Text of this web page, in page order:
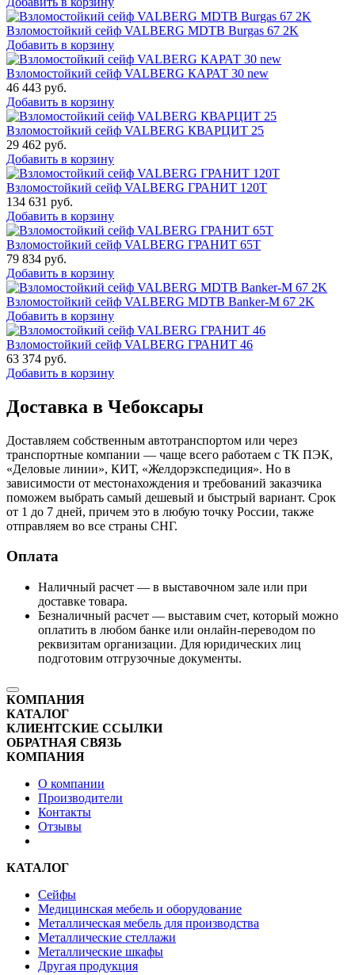
Взломостойкий сейф VALBERG MDTB Burgas 67 2K
Добавить в корзину
Взломостойкий сейф VALBERG КАРАТ 30 new
46 443 руб.
Добавить в корзину
Взломостойкий сейф VALBERG КВАРЦИТ 25
29 462 руб.
Добавить в корзину
Взломостойкий сейф VALBERG ГРАНИТ 120Т
134 631 руб.
Добавить в корзину
Взломостойкий сейф VALBERG ГРАНИТ 65Т
79 834 руб.
Добавить в корзину
Взломостойкий сейф VALBERG MDTB Banker-M 67 2K
Добавить в корзину
Взломостойкий сейф VALBERG ГРАНИТ 46
63 374 руб.
Добавить в корзину
Доставка в Чебоксары
Доставляем собственным автотранспортом или через
транспортные компании — чаще всего работаем с ТК ПЭК,
«Деловые линии», КИТ, «Желдорэкспедиция». Но в
зависимости от местонахождения и требований заказчика
поможем выбрать самый дешевый и быстрый вариант. Срок
от 1 до 7 дней, причем это в любую точку России, также
отправляем во все страны СНГ.
Оплата
Наличный расчет — в выставочном зале или при
доставке товара.
Безналичный расчет — выставим счет, который можно
оплатить в любом банке или онлайн-переводом по
реквизитам организации. Для юридических лиц
подготовим отгрузочные документы.
КОМПАНИЯ
КАТАЛОГ
КЛИЕНТСКИЕ ССЫЛКИ
ОБРАТНАЯ СВЯЗЬ
КОМПАНИЯ
О компании
Производители
Контакты
Отзывы
КАТАЛОГ
Сейфы
Медицинская мебель и оборудование
Металлическая мебель для производства
Металлические стеллажи
Металлические шкафы
Другая продукция